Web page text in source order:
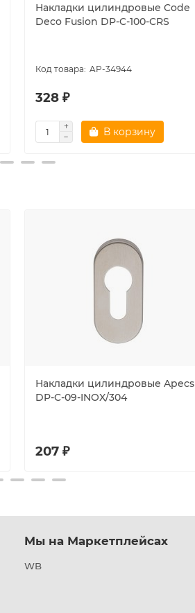
Накладки цилиндровые Code
Deco Fusion DP-C-100-CRS
AP-34944
328 ₽
В корзину
Накладки цилиндровые Apecs
DP-C-09-INOX/304
207 ₽
Мы на Маркетплейсах
WB